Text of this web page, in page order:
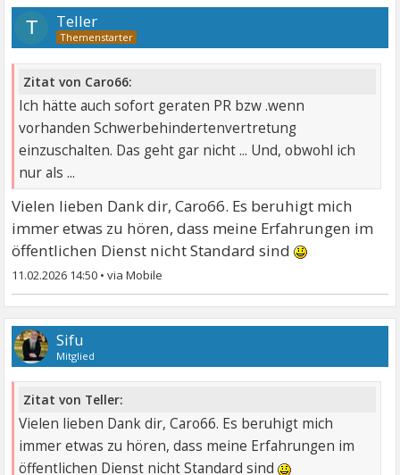
T Teller
Zitat von Caro66:
Ich hätte auch sofort geraten PR bzw .wenn
vorhanden Schwerbehindertenvertretung
einzuschalten. Das geht gar nicht ... Und, obwohl ich
nur als ...
Vielen lieben Dank dir, Caro66. Es beruhigt mich
immer etwas zu hören, dass meine Erfahrungen im
öffentlichen Dienst nicht Standard sind
11.02.2026 14:50 •
Sifu
Mitglied
Zitat von Teller:
Vielen lieben Dank dir, Caro66. Es beruhigt mich
immer etwas zu hören, dass meine Erfahrungen im
öffentlichen Dienst nicht Standard sind